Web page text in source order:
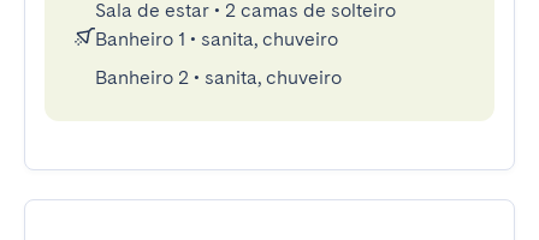
Sala de estar • 2 camas de solteiro
Banheiro 1 • sanita, chuveiro
Banheiro 2 • sanita, chuveiro